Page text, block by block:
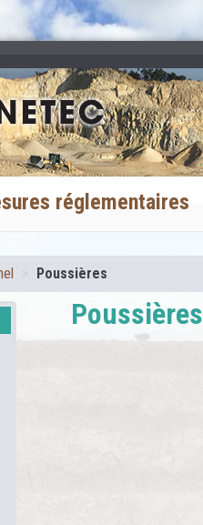
réglementaires
> Poussières
Poussières